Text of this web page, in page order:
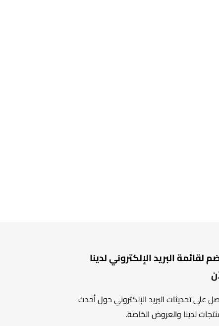
لقائمة البريد الإلكتروني لدينا
على تحديثات البريد الإلكتروني حول أحدث
لدينا والعروض الخاصة.